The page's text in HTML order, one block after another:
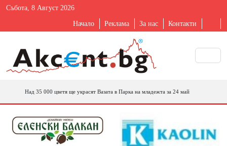
Събота, 8 Август 2026
Начало Реклама За нас Контакти
Над 35 000 цветя ще украсят Вазата в Парка на младежта за 24 май